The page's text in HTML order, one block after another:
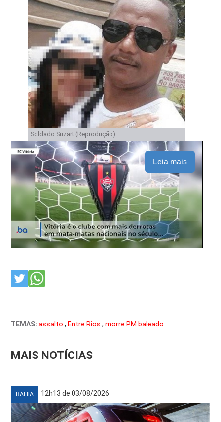
Soldado Suzart (Reprodução)
Leia mais
TEMAS: assalto , Entre Rios ,morre PM baleado
MAIS NOTÍCIAS
BAHIA 12h13 de 03/08/2026